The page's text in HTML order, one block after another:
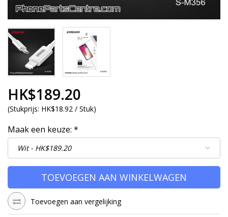
HK$189.20
(Stukprijs: HK$18.92 / Stuk)
Maak een keuze: *
TOEVOEGEN AAN WINKELWAGEN
Toevoegen aan vergelijking